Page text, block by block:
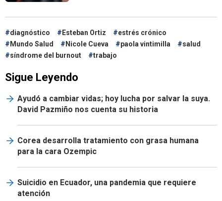
diagnóstico Esteban Ortiz
estrés crónico
Mundo Salud
Nicole Cueva paola vintimilla
salud
síndrome del burnout
trabajo
Sigue Leyendo
Ayudó a cambiar vidas; hoy lucha por salvar la suya.
David Pazmiño nos cuenta su historia
Corea desarrolla tratamiento con grasa humana
para la cara Ozempic
Suicidio en Ecuador, una pandemia que requiere
atención